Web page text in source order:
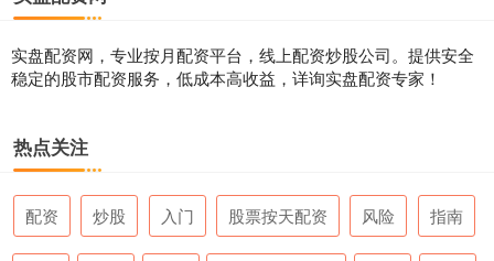
实盘配资网，专业按月配资平台，线上配资炒股公司。提供安全
稳定的股市配资服务，低成本高收益，详询实盘配资专家！
热点关注
配资 炒股 入门 股票按天配资 风险 指南